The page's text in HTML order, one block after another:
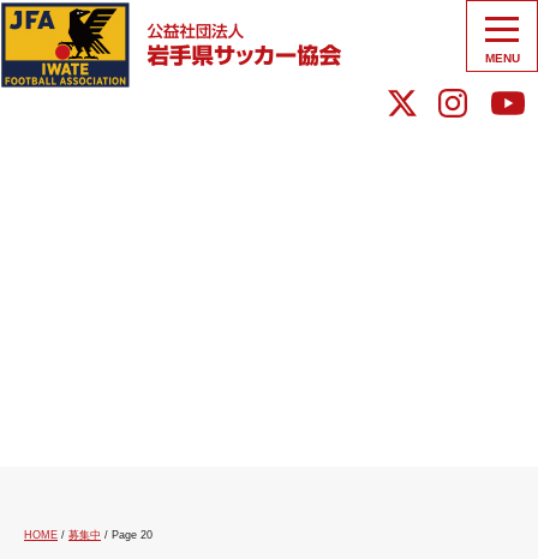
MENU
HOME / 募集中 / Page 20